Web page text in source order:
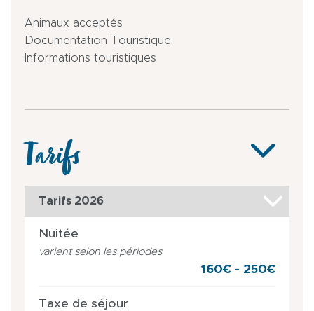
Animaux acceptés
Documentation Touristique
Informations touristiques
Tarifs
Tarifs 2026
Nuitée
varient selon les périodes
160€ - 250€
Taxe de séjour